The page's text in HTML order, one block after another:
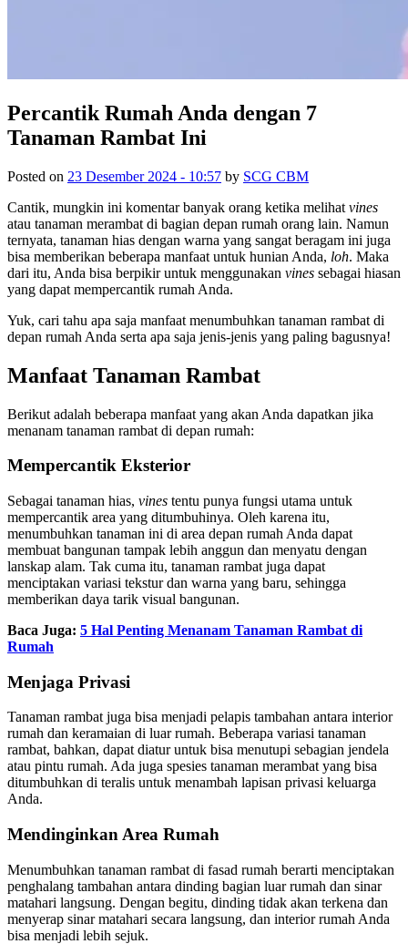
Percantik Rumah Anda dengan 7
Tanaman Rambat Ini
Posted on 23 Desember 2024 - 10:57 by SCG CBM
Cantik, mungkin ini komentar banyak orang ketika melihat vines
atau tanaman merambat di bagian depan rumah orang lain. Namun
ternyata, tanaman hias dengan warna yang sangat beragam ini juga
bisa memberikan beberapa manfaat untuk hunian Anda, loh. Maka
dari itu, Anda bisa berpikir untuk menggunakan vines sebagai hiasan
yang dapat mempercantik rumah Anda.
Yuk, cari tahu apa saja manfaat menumbuhkan tanaman rambat di
depan rumah Anda serta apa saja jenis-jenis yang paling bagusnya!
Manfaat Tanaman Rambat
Berikut adalah beberapa manfaat yang akan Anda dapatkan jika
menanam tanaman rambat di depan rumah:
Mempercantik Eksterior
Sebagai tanaman hias, vines tentu punya fungsi utama untuk
mempercantik area yang ditumbuhinya. Oleh karena itu,
menumbuhkan tanaman ini di area depan rumah Anda dapat
membuat bangunan tampak lebih anggun dan menyatu dengan
lanskap alam. Tak cuma itu, tanaman rambat juga dapat
menciptakan variasi tekstur dan warna yang baru, sehingga
memberikan daya tarik visual bangunan.
Baca Juga: 5 Hal Penting Menanam Tanaman Rambat di
Rumah
Menjaga Privasi
Tanaman rambat juga bisa menjadi pelapis tambahan antara interior
rumah dan keramaian di luar rumah. Beberapa variasi tanaman
rambat, bahkan, dapat diatur untuk bisa menutupi sebagian jendela
atau pintu rumah. Ada juga spesies tanaman merambat yang bisa
ditumbuhkan di teralis untuk menambah lapisan privasi keluarga
Anda.
Mendinginkan Area Rumah
Menumbuhkan tanaman rambat di fasad rumah berarti menciptakan
penghalang tambahan antara dinding bagian luar rumah dan sinar
matahari langsung. Dengan begitu, dinding tidak akan terkena dan
menyerap sinar matahari secara langsung, dan interior rumah Anda
bisa menjadi lebih sejuk.